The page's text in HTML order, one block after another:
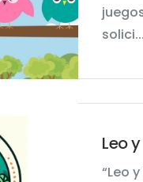
solici...
Leo
“Leo